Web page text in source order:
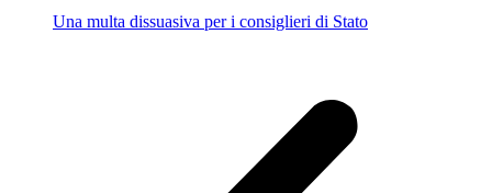
Una multa dissuasiva per i consiglieri di Stato